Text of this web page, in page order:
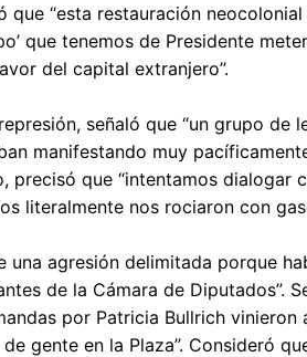
que “esta restauración
que tenemos de Presidente
del capital extranjero”.
señaló que “un grupo
manifestando muy
precisó que “intentamos
literalmente nos rociaron con
una agresión delimitada porque
de la Cámara de Diputados”.
por Patricia Bullrich
gente en la Plaza”. Consideró